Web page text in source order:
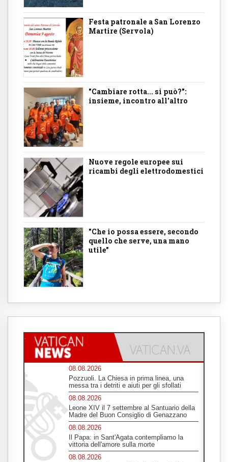
Festa patronale a San Lorenzo
Martire (Servola)
"Cambiare rotta... si può?":
insieme, incontro all'altro
Nuove regole europee sui
ricambi degli elettrodomestici
"Che io possa essere, secondo
quello che serve, una mano
utile"
08.08.2026
Pozzuoli. La Chiesa in prima linea, una
messa tra i detriti e aiuti per gli sfollati
08.08.2026
Leone XIV il 7 settembre al Santuario della
Madre del Buon Consiglio di Genazzano
08.08.2026
Il Papa: in Sant'Agata contempliamo la
vittoria dell'amore sulla morte
08.08.2026